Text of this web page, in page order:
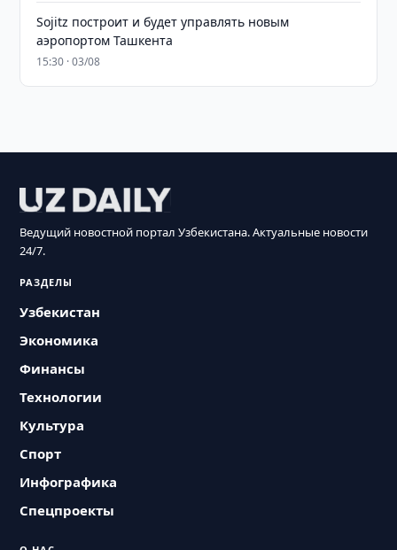
Sojitz построит и будет управлять новым
аэропортом Ташкента
15:30 · 03/08
Ведущий новостной портал Узбекистана. Актуальные новости
24/7.
РАЗДЕЛЫ
Узбекистан
Экономика
Финансы
Технологии
Культура
Спорт
Инфографика
Спецпроекты